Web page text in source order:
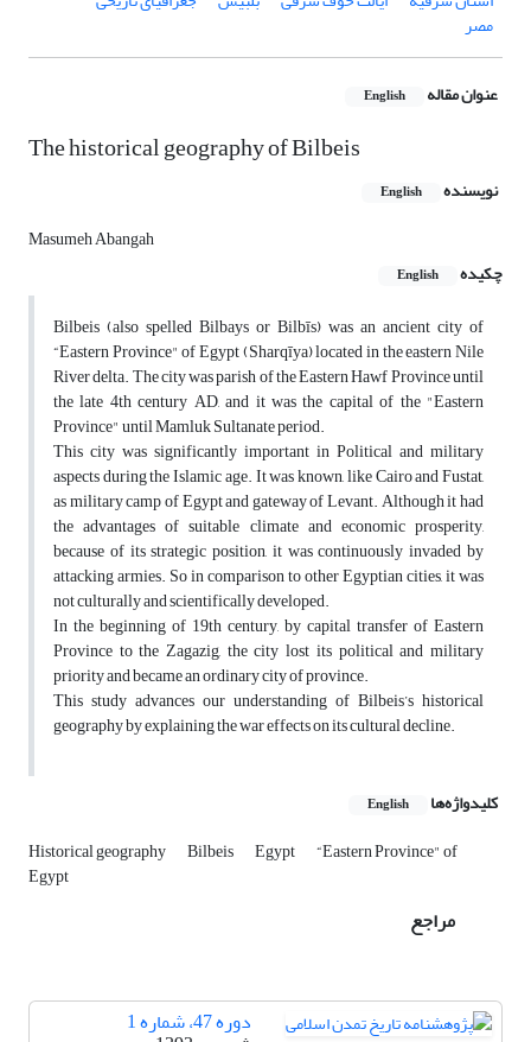
مصر
عنوان مقاله English
The historical geography of Bilbeis
نویسنده English
Masumeh Abangah
چکیده
English
Bilbeis (also spelled Bilbays or Bilbīs) was an ancient city of
“Eastern Province" of Egypt (Sharqīya) located in the eastern Nile
River delta. The city was parish of the Eastern Hawf Province until
the late 4th century AD, and it was the capital of the "Eastern
Province" until Mamluk Sultanate period.
This city was significantly important in Political and military
aspects during the Islamic age. It was known, like Cairo and Fustat,
as military camp of Egypt and gateway of Levant. Although it had
the advantages of suitable climate and economic prosperity,
because of its strategic position, it was continuously invaded by
attacking armies. So in comparison to other Egyptian cities, it was
not culturally and scientifically developed.
In the beginning of 19th century, by capital transfer of Eastern
Province to the Zagazig, the city lost its political and military
priority and became an ordinary city of province.
This study advances our understanding of Bilbeis’s historical
geography by explaining the war effects on its cultural decline.
کلیدواژه‌ها English
Historical geography Bilbeis Egypt “Eastern Province" of
Egypt
مراجع
دوره 47، شماره 1